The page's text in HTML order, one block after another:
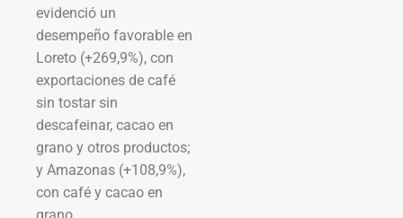
evidenció un
desempeño favorable en
Loreto (+269,9%), con
exportaciones de café
sin tostar sin
descafeinar, cacao en
grano y otros productos;
y Amazonas (+108,9%),
con café y cacao en
grano.